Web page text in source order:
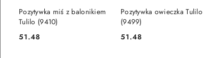
Pozytywka miś z balonikiem
Tulilo (9410)
Cena:
51.48
DO KOSZYKA
Pozytywka owieczka Tulilo
(9499)
Cena:
51.48
DO KOSZYKA